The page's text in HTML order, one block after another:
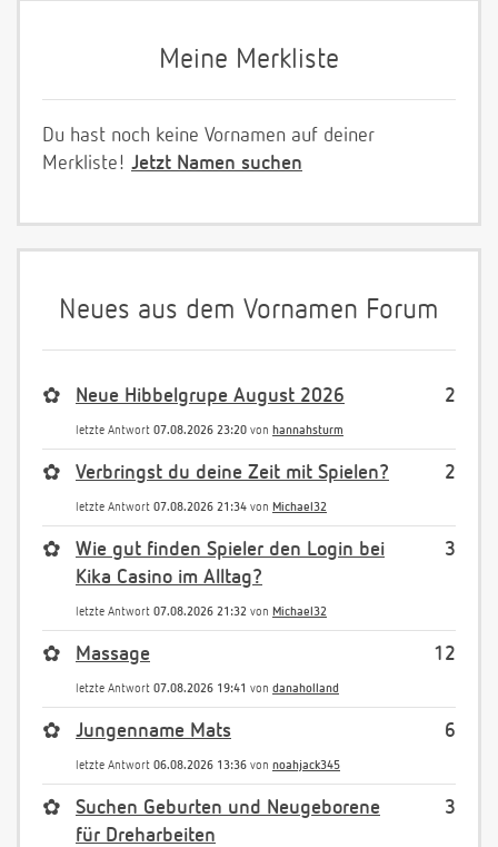
Meine Merkliste
Du hast noch keine Vornamen auf deiner
Merkliste! Jetzt Namen suchen
Neues aus dem Vornamen Forum
2
✿ Neue Hibbelgrupe August 2026
letzte Antwort 07.08.2026 23:20 von hannahsturm
2
✿ Verbringst du deine Zeit mit Spielen?
letzte Antwort 07.08.2026 21:34 von Michael32
3
✿
Wie gut finden Spieler den Login bei
Kika Casino im Alltag?
letzte Antwort 07.08.2026 21:32 von Michael32
12
✿ Massage
letzte Antwort 07.08.2026 19:41 von danaholland
6
✿ Jungenname Mats
letzte Antwort 06.08.2026 13:36 von noahjack345
3
✿
Suchen Geburten und Neugeborene
für Dreharbeiten